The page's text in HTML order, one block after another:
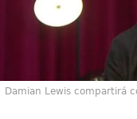
Damian Lewis compartirá